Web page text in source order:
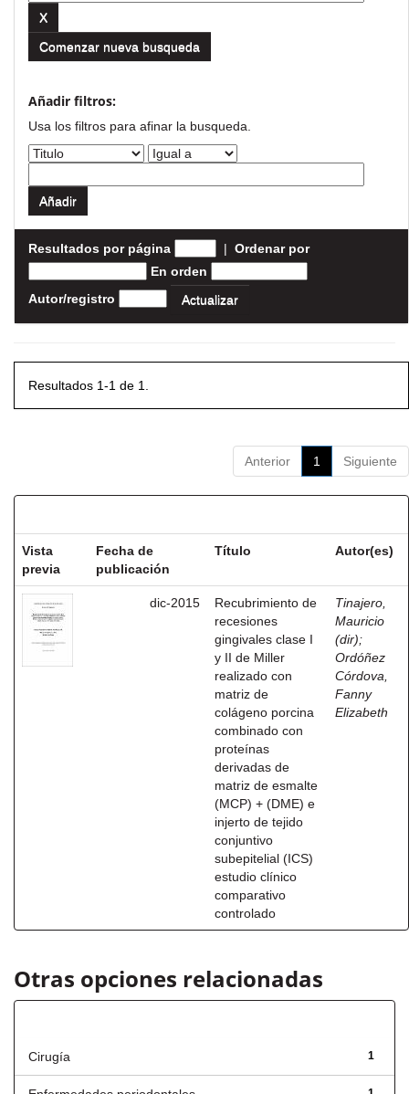
Comenzar nueva busqueda
Añadir filtros:
Usa los filtros para afinar la busqueda.
Resultados por página | Ordenar por
En orden
Autor/registro
Resultados 1-1 de 1.
Anterior 1 Siguiente
Vista
previa
Fecha de
publicación
Título Autor(es)
dic-2015
Recubrimiento de
recesiones
gingivales clase I
y II de Miller
realizado con
matriz de
colágeno porcina
combinado con
proteínas
derivadas de
matriz de esmalte
(MCP) + (DME) e
injerto de tejido
conjuntivo
subepitelial (ICS)
estudio clínico
comparativo
controlado
Tinajero,
Mauricio
(dir);
Ordóñez
Córdova,
Fanny
Elizabeth
Otras opciones relacionadas
1
Cirugía